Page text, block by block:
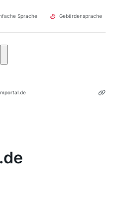
Sprache Gebärdensprache